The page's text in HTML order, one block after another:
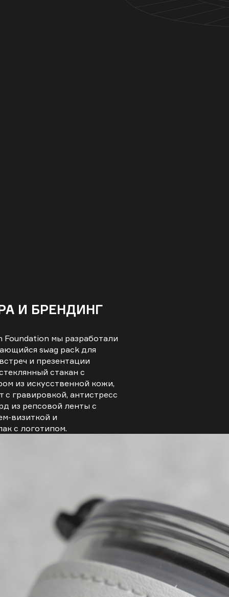
И БРЕНДИНГ
Foundation мы разработали
swag pack для
и презентации
стакан с
из искусственной кожи,
с гравировкой, антистресс
из репсовой ленты с
визиткой и
с логотипом.